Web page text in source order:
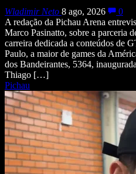
Wladimir Neto 8 ago, 2026
0
A redação da Pichau Arena
Marco Pasinatto, sobre a parceria
carreira dedicada a conteúdos de
Paulo, a maior de games da
dos Bandeirantes, 5364,
Thiago […]
Pichau